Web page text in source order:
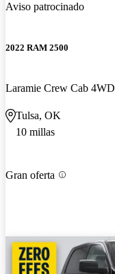
Aviso patrocinado
2022 RAM 2500
Laramie Crew Cab 4WD
Tulsa, OK
10 millas
Gran oferta